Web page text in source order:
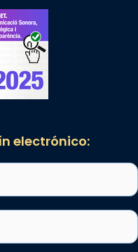
electrónico: